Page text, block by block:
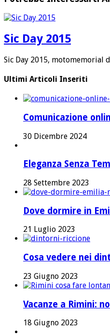
Sic Day 2015
Sic Day 2015, motomemorial
Ultimi Articoli Inseriti
Comunicazione
30 Dicembre 2024
Eleganza Senza
28 Settembre 2023
Dove dormire in
21 Luglio 2023
Cosa vedere nei
23 Giugno 2023
Vacanze a Rimini:
18 Giugno 2023